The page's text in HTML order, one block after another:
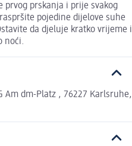
prskanja i prije svakog
pojedine dijelove suhe
da djeluje kratko vrijeme i
noći.
Am dm-Platz , 76227 Karlsruhe,